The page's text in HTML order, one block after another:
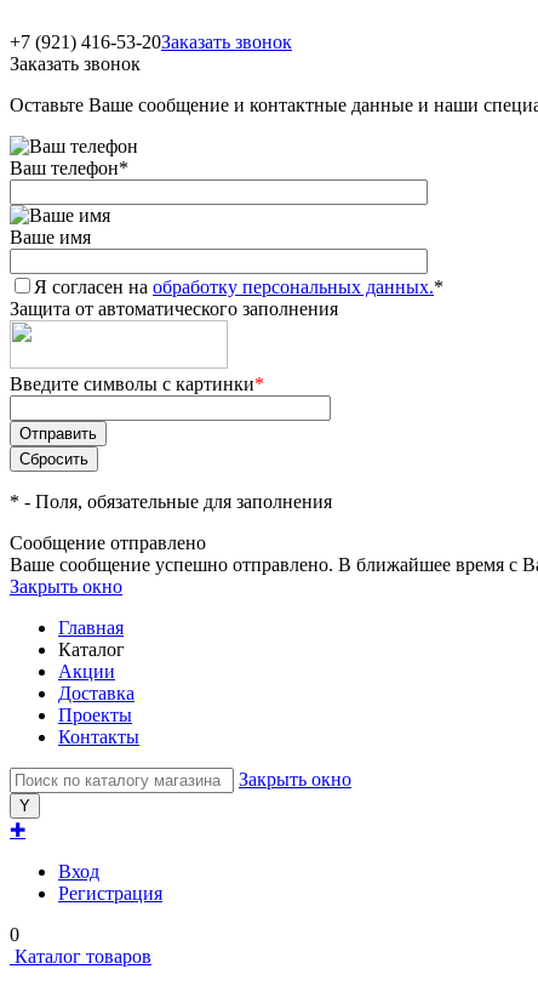
+7 (921) 416-53-20Заказать звонок
Заказать звонок
Оставьте Ваше сообщение и контактные данные и наши
Ваш телефон*
Ваше имя
Я согласен на обработку персональных данных.*
Защита от автоматического заполнения
Введите символы с картинки*
* - Поля, обязательные для заполнения
Сообщение отправлено
Ваше сообщение успешно отправлено. В ближайшее время с
Закрыть окно
Главная
Каталог
Акции
Доставка
Проекты
Контакты
Закрыть окно
✚
Вход
Регистрация
0
Каталог товаров